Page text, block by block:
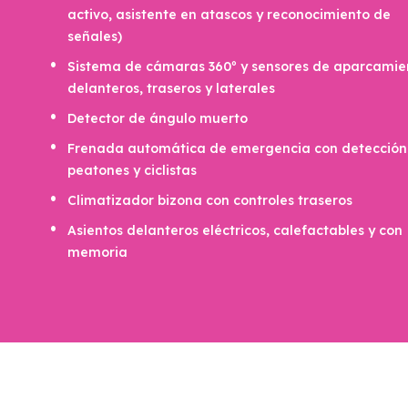
activo, asistente en atascos y reconocimiento de
señales)
Sistema de cámaras 360º y sensores de
delanteros, traseros y laterales
Detector de ángulo muerto
Frenada automática de emergencia con
peatones y ciclistas
Climatizador bizona con controles traseros
Asientos delanteros eléctricos, calefactables y con
memoria